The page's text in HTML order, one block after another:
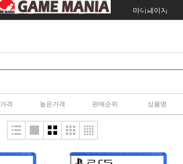
회원가입 주문조회 마이페이지
격 높은가격 판매순위 상품명